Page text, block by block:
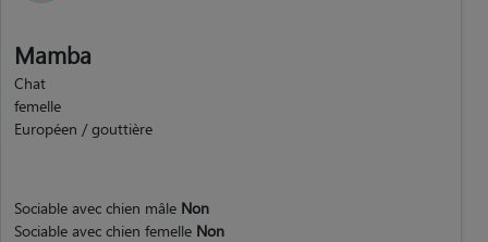
Mamba
Chat
femelle
Européen / gouttière
Sociable avec chien mâle Non
Sociable avec chien femelle Non